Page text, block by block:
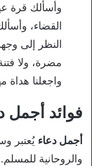
وأسألك قرة
القضاء،
النظر إلى
مضرة، ولا
واجعلنا هداة
فوائد أجمل
أجمل دعاء يُعتبر
والروحانية